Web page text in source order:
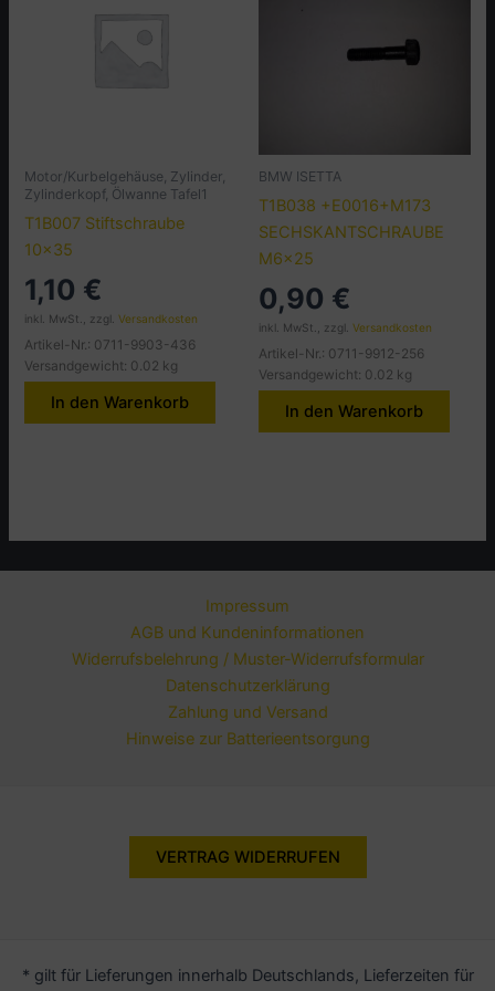
Motor/Kurbelgehäuse, Zylinder,
Zylinderkopf, Ölwanne Tafel1
T1B007 Stiftschraube
10×35
1,10 €
inkl. MwSt., zzgl.Versandkosten
Artikel-Nr.: 0711-9903-436
Versandgewicht: 0.02 kg
In den Warenkorb
BMW ISETTA
T1B038 +E0016+M173
SECHSKANTSCHRAUBE
M6x25
0,90 €
inkl. MwSt., zzgl. Versandkosten
Artikel-Nr.: 0711-9912-256
Versandgewicht: 0.02 kg
In den Warenkorb
Impressum
AGB und Kundeninformationen
Widerrufsbelehrung / Muster-Widerrufsformular
Datenschutzerklärung
Zahlung und Versand
Hinweise zur Batterieentsorgung
VERTRAG WIDERRUFEN
* gilt für Lieferungen innerhalb Deutschlands, Lieferzeiten für